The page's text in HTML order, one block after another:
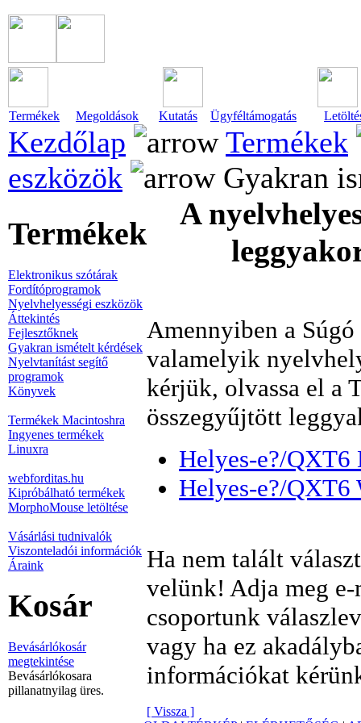
Termékek Megoldások Kutatás Ügyféltámogatás
Kezdőlap
Termékek
eszközök
Gyakran
Termékek
Elektronikus szótárak
Fordítóprogramok
Nyelvhelyességi eszközök
Áttekintés
Fejlesztőknek
Gyakran ismételt kérdések
Nyelvtanítást segítő
programok
Könyvek
Termékek Macintoshra
Ingyenes termékek
Linuxra
webforditas.hu
Kipróbálható termékek
MorphoMouse letöltése
Vásárlási tudnivalók
Viszonteladói információk
Áraink
Kosár
Bevásárlókosár
megtekintése
Bevásárlókosara
pillanatnyilag üres.
A
Amennyiben a
valamelyik
kérjük, olvassa el a
összegyűjtött
Helyes-e?/QXT6
Helyes-e?/QXT6
Ha nem talált
velünk! Adja meg e-
csoportunk
vagy ha ez
információkat
[ Vissza ]